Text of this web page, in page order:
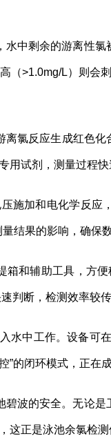
中剩余的游离性
>1.0mg/L）则会
氯反应生成红色
试剂，测量过程快
施加和电化学反
结果的影响，确保
和辅助工具，方
判断，检测效率较传
水中工作。设备可
的闭环模式，正在
波的安全。无论是
正是泳池余氯检测